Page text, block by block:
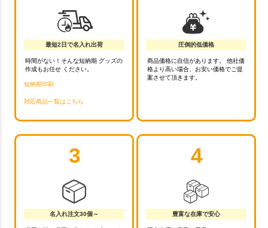
最短2日で名入れ出荷
時間がない！そんな短納期 グッズの
作成もお任せ ください。
短納期印刷
対応商品一覧はこちら
圧倒的低価格
商品価格に自信があります。 他社価
格より高い場合、お安い価格でご提
案させて頂きます。
3
名入れ注文30個～
4
豊富な在庫で安心